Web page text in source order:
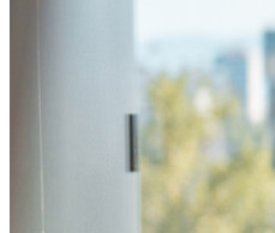
Produits pour Développeurs
Découvrir Secrets Manager
Gestion des secrets
développement, DevOps et